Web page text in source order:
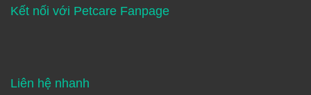
Kết nối với Petcare Fanpage
Liên hệ nhanh